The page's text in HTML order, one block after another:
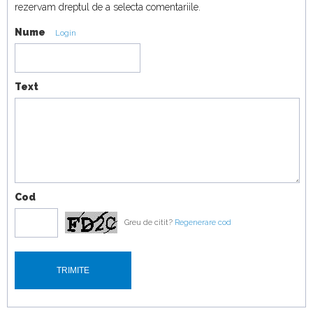
16:07
Electric vs cel mai mare avion
rezervam dreptul de a selecta comentariile.
Nume Login
Text
Cod
Greu de citit? Regenerare cod